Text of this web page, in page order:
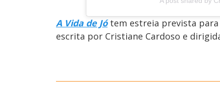
A Vida de Jótem estreia prevista
escrita por Cristiane Cardoso e